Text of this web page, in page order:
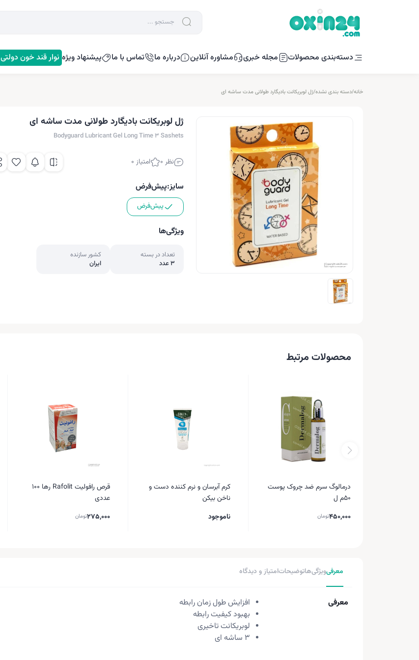
دسته‌بندی محصولات مجله خبری مشاوره آنلاین درباره ما تماس با ما پیشنهاد ویژه نوار قند خون دولتی
خانه/دسته بندی نشده/ژل لوبریکانت بادیگارد طولانی مدت ساشه ای
ژل لوبریکانت بادیگارد طولانی مدت ساشه ای
Bodyguard Lubricant Gel Long Time 3 Sashets
نظر 0 امتیاز 0
سایز:پیش‌فرض
پیش‌فرض
ویژگی‌ها
تعداد در بسته
3 عدد
کشور سازنده
ایران
محصولات مرتبط
درمالوگ سرم ضد چروک پوست
50م ل
450,000تومان
کرم آبرسان و نرم کننده دست و
ناخن بیکن
ناموجود
قرص رافولیت Rafolit رها 100
عددی
275,000تومان
معرفیویژگی‌هاتوضیحاتامتیاز و دیدگاه
معرفی
افزایش طول زمان رابطه
بهبود کیفیت رابطه
لوبریکانت تاخیری
3 ساشه ای